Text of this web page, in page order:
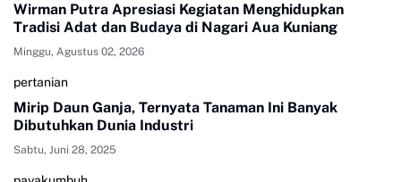
Wirman Putra Apresiasi Kegiatan Menghidupkan
Tradisi Adat dan Budaya di Nagari Aua Kuniang
Minggu, Agustus 02, 2026
pertanian
Mirip Daun Ganja, Ternyata Tanaman Ini Banyak
Dibutuhkan Dunia Industri
Sabtu, Juni 28, 2025